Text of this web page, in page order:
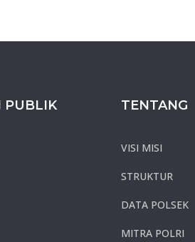
PUBLIK TENTANG
VISI MISI
STRUKTUR
DATA POLSEK
MITRA POLRI